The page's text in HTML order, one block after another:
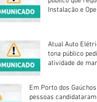
Instalação e
Atual Auto
tona público
atividade de
Em Porto dos
pessoas